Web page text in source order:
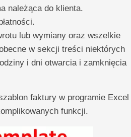
należąca do klienta.
lub wymiany oraz wszelkie
w sekcji treści niektórych
i dni otwarcia i zamknięcia
faktury w programie Excel
funkcji.